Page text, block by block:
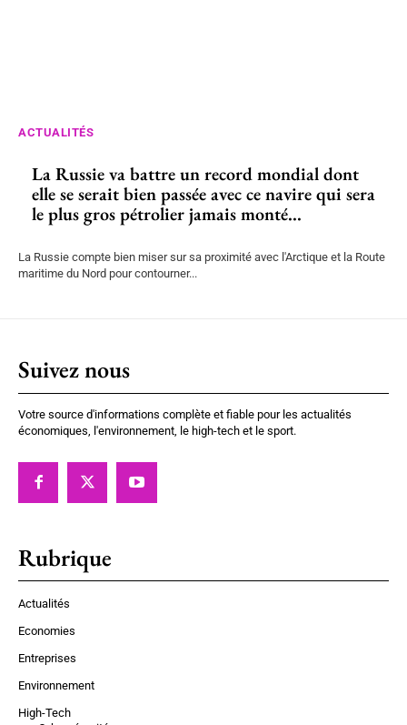
ACTUALITÉS
La Russie va battre un record mondial dont
elle se serait bien passée avec ce navire qui sera
le plus gros pétrolier jamais monté...
La Russie compte bien miser sur sa proximité avec l'Arctique et la Route
maritime du Nord pour contourner...
Suivez nous
Votre source d'informations complète et fiable pour les actualités
économiques, l'environnement, le high-tech et le sport.
Rubrique
Actualités
Economies
Entreprises
Environnement
High-Tech